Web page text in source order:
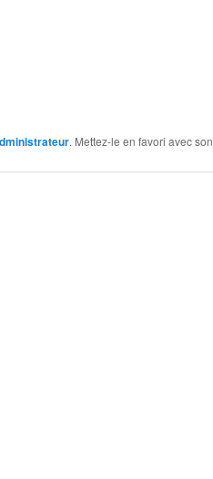
. Mettez-le en favori avec son